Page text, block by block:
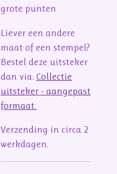
grote punten
Liever een andere
maat of een stempel?
Bestel deze uitsteker
dan via: Collectie
uitsteker - aangepast
formaat
Verzending in circa 2
werkdagen.